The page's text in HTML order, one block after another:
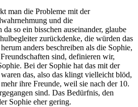
man die Probleme mit der
und die
so ein bisschen auseinander, glaube
zurückdenke, die würden das
anders beschreiben als die Sophie,
sind, definieren wir,
Bei der Sophie hat das mit der
das, also das klingt vielleicht blöd,
ihre Freunde, weil sie nach der 10.
sind. Das Bedürfnis, den
Sophie eher gering.